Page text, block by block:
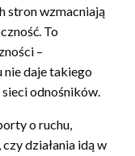
stron wzmacniają
To
–
nie daje takiego
odnośników.
o ruchu,
działania idą w